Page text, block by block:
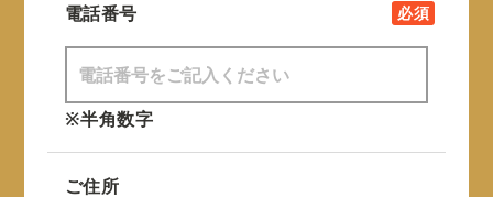
電話番号 必須
※半角数字
ご住所